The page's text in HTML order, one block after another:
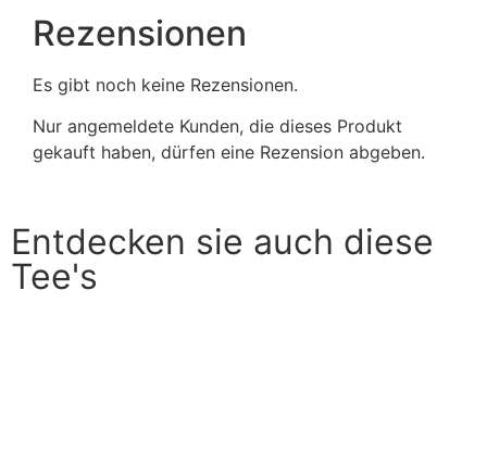
Rezensionen
Es gibt noch keine Rezensionen.
Nur angemeldete Kunden, die dieses Produkt
gekauft haben, dürfen eine Rezension abgeben.
Entdecken sie auch diese
Tee's